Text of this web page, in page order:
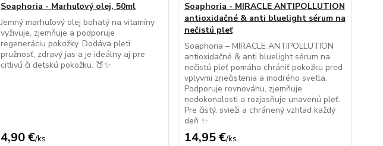
Soaphoria - Marhuľový olej, 50ml
Jemný marhuľový olej bohatý na vitamíny
vyživuje, zjemňuje a podporuje
regeneráciu pokožky. Dodáva pleti
pružnosť, zdravý jas a je ideálny aj pre
citlivú či detskú pokožku. 🍑✨
4,90 €/ks
Soaphoria - MIRACLE ANTIPOLLUTION
antioxidačné & anti bluelight sérum na
nečistú pleť
Soaphoria – MIRACLE ANTIPOLLUTION
antioxidačné & anti bluelight sérum na
nečistú pleť pomáha chrániť pokožku pred
vplyvmi znečistenia a modrého svetla.
Podporuje rovnováhu, zjemňuje
nedokonalosti a rozjasňuje unavenú pleť.
Pre čistý, svieži a chránený vzhľad každý
deň ✨
14,95 €/ks